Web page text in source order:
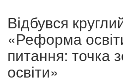
Відбувся
«Реформа
питання: точка
освіти»